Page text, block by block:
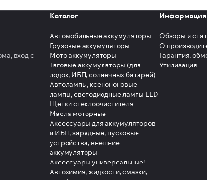
вход с
Каталог
Автомобильные аккумуляторы
Грузовые аккумуляторы
Мото аккумуляторы
Тяговые аккумуляторы (для
лодок, ИБП, солнечных батарей)
Автолампы, ксенононовые
лампы, светодиодные лампы LED
Щетки стеклоочистителя
Масла моторные
Аксессуары для аккумуляторов
и ИБП, зарядные, пусковые
устройства, внешние
аккумуляторы
Аксессуары универсальные!
Автохимия, жидкости, смазки,
Информация
Обзоры и
О
Гарантия,
Утилизация